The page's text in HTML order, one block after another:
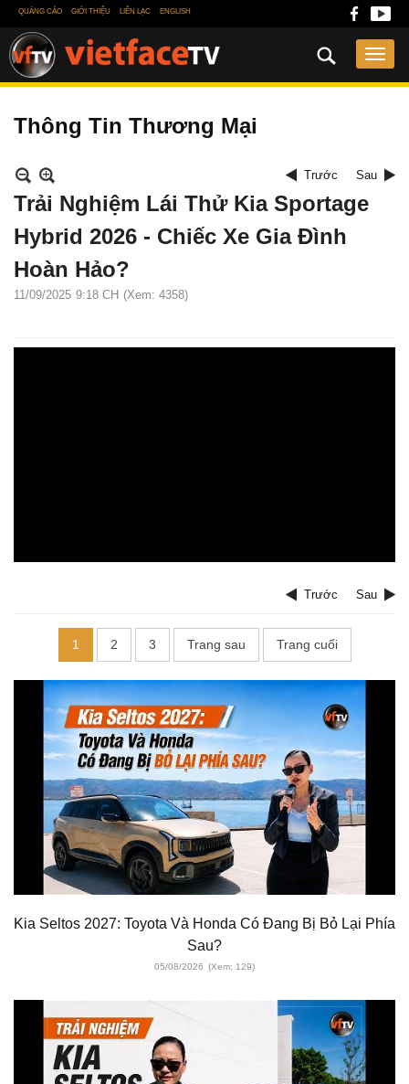
QUẢNG CÁO GIỚI THIỆU LIÊN LẠC ENGLISH
Thông Tin Thương Mại
Trước Sau
Trải Nghiệm Lái Thử Kia Sportage
Hybrid 2026 - Chiếc Xe Gia Đình
Hoàn Hảo?
11/09/2025 9:18 CH (Xem: 4358)
Trước Sau
1 2 3 Trang sau Trang cuối
Kia Seltos 2027: Toyota Và Honda Có Đang Bị Bỏ Lại Phía
Sau?
05/08/2026 (Xem: 129)